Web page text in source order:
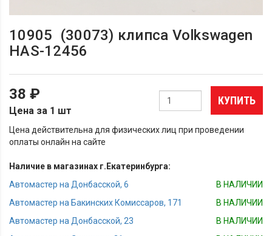
10905 (30073) клипса Volkswagen
HAS-12456
38 ₽
Цена за 1 шт
КУПИТЬ
Цена действительна для физических лиц при проведении
оплаты онлайн на сайте
Наличие в магазинах г.Екатеринбурга:
Автомастер на Донбасской, 6
В НАЛИЧИИ
Автомастер на Бакинских Комиссаров, 171
В НАЛИЧИИ
Автомастер на Донбасской, 23
В НАЛИЧИИ